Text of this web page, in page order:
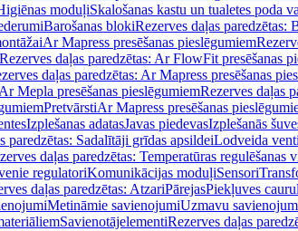
moduļiSkalošanas kastu un tualetes poda
Barošanas blokiRezerves daļas paredzētas:
Ar Mapress presēšanas pieslēgumiem
Rezerves daļas paredzētas: Ar FlowFit presēšanas
daļas paredzētas: Ar Mapress presēšanas
Ar Mepla presēšanas pieslēgumiemRezerves daļas
PretvārstiAr Mapress presēšanas
Izplešanas adatasJavas piedevasIzplešanās
paredzētas: Sadalītāji grīdas apsildeiLodveida
daļas paredzētas: Temperatūras regulēšanas
regulatoriKomunikācijas moduļiSensori
daļas paredzētas: AtzariPārejasPiekļuves
Metināmie savienojumiUzmavu
SavienotājelementiRezerves daļas